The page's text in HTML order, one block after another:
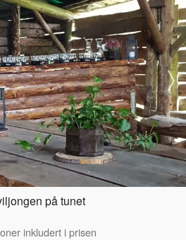
på tunet
inkludert i prisen